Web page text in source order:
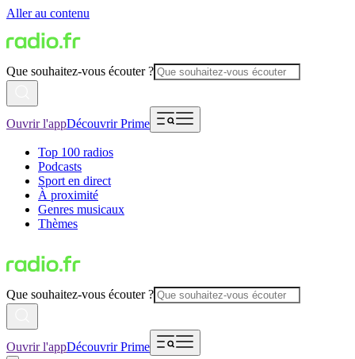
Aller au contenu
Que souhaitez-vous écouter ?
Ouvrir l'appDécouvrir Prime
Top 100 radios
Podcasts
Sport en direct
À proximité
Genres musicaux
Thèmes
Que souhaitez-vous écouter ?
Ouvrir l'appDécouvrir Prime